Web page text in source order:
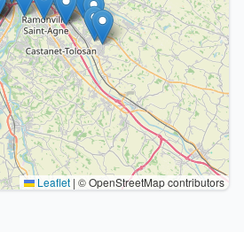
Leaflet | © OpenStreetMap contributors